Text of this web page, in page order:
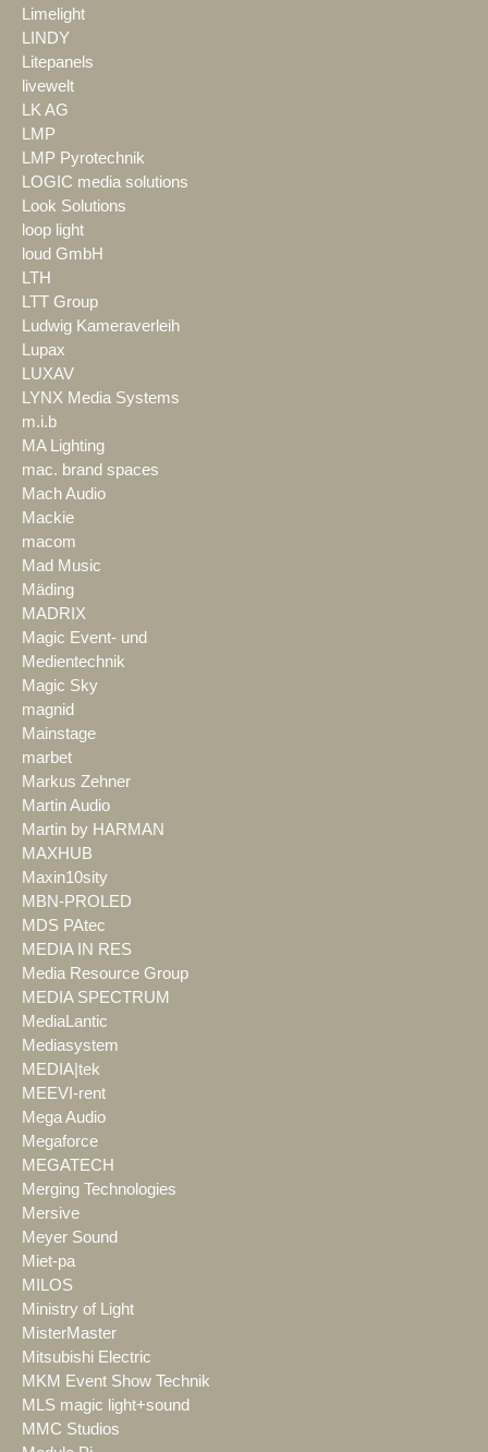
Limelight
LINDY
Litepanels
livewelt
LK AG
LMP
LMP Pyrotechnik
LOGIC media solutions
Look Solutions
loop light
loud GmbH
LTH
LTT Group
Ludwig Kameraverleih
Lupax
LUXAV
LYNX Media Systems
m.i.b
MA Lighting
mac. brand spaces
Mach Audio
Mackie
macom
Mad Music
Mäding
MADRIX
Magic Event- und
Medientechnik
Magic Sky
magnid
Mainstage
marbet
Markus Zehner
Martin Audio
Martin by HARMAN
MAXHUB
Maxin10sity
MBN-PROLED
MDS PAtec
MEDIA IN RES
Media Resource Group
MEDIA SPECTRUM
MediaLantic
Mediasystem
MEDIA|tek
MEEVI-rent
Mega Audio
Megaforce
MEGATECH
Merging Technologies
Mersive
Meyer Sound
Miet-pa
MILOS
Ministry of Light
MisterMaster
Mitsubishi Electric
MKM Event Show Technik
MLS magic light+sound
MMC Studios